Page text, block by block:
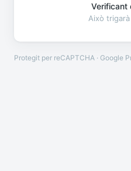
Verificant
Això
Protegit per reCAPTCHA · Google